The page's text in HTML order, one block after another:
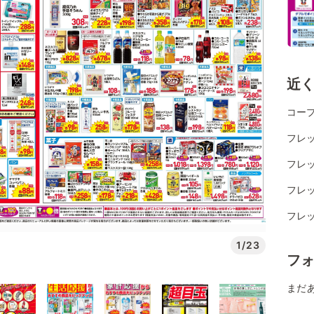
1/23
近
コー
フレ
フレ
フレ
フレ
フ
まだ